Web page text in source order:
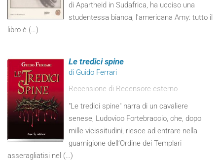
di Apartheid in Sudafrica, ha ucciso una
studentessa bianca, l’americana Amy: tutto il
libro è (…)
Le tredici spine
di Guido Ferrari
Recensione di Recensore esterno
"Le tredici spine" narra di un cavaliere
senese, Ludovico Fortebraccio, che, dopo
mille vicissitudini, riesce ad entrare nella
guarnigione dell’Ordine dei Templari
asseragliatisi nel (…)